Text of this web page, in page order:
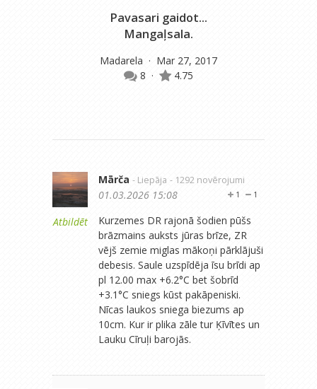
Pavasari gaidot...
Mangaļsala.
Madarela · Mar 27, 2017
8 · 4.75
Atbildēt
Mārča - Liepāja - 1292 novērojumi
1
1
01.03.2026 15:08
Kurzemes DR rajonā šodien pūšs
brāzmains auksts jūras brīze, ZR
vējš zemie miglas mākoņi pārklājuši
debesis. Saule uzspīdēja īsu brīdi ap
pl 12.00 max +6.2°C bet šobrīd
+3.1°C sniegs kūst pakāpeniski.
Nīcas laukos sniega biezums ap
10cm. Kur ir plika zāle tur Ķīvītes un
Lauku Cīruļi barojās.